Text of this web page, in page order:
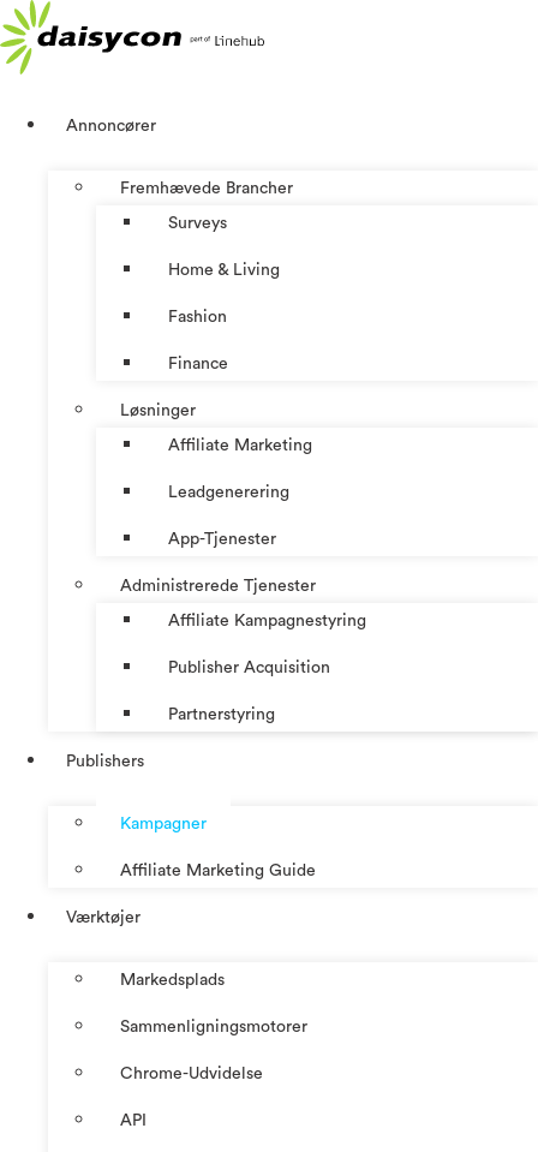
Videre
til
indhold
Annoncører
Fremhævede Brancher
Surveys
Home & Living
Fashion
Finance
Løsninger
Affiliate Marketing
Leadgenerering
App-Tjenester
Administrerede Tjenester
Affiliate Kampagnestyring
Publisher Acquisition
Partnerstyring
Publishers
Kampagner
Affiliate Marketing Guide
Værktøjer
Markedsplads
Sammenligningsmotorer
Chrome-Udvidelse
API